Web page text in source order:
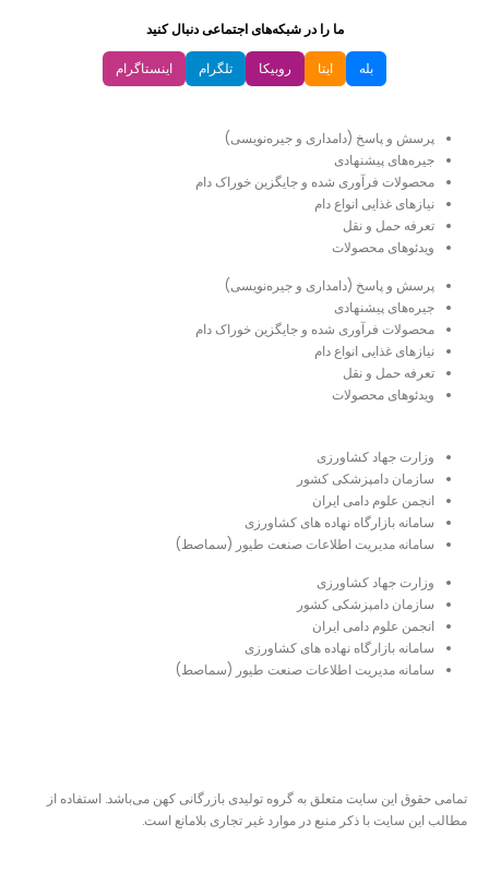
ما را در شبکه‌های اجتماعی دنبال کنید
بله ایتا روبیکا تلگرام اینستاگرام
پرسش و پاسخ (دامداری و جیره‌نویسی)
جیره‌های پیشنهادی
محصولات فرآوری شده و جایگزین خوراک دام
نیازهای غذایی انواع دام
تعرفه حمل و نقل
ویدئو‌های محصولات
پرسش و پاسخ (دامداری و جیره‌نویسی)
جیره‌های پیشنهادی
محصولات فرآوری شده و جایگزین خوراک دام
نیازهای غذایی انواع دام
تعرفه حمل و نقل
ویدئو‌های محصولات
وزارت جهاد کشاورزی
سازمان دامپزشکی کشور
انجمن علوم دامی ایران
سامانه بازارگاه نهاده های کشاورزی
سامانه مدیریت اطلاعات صنعت طیور (سماصط)
وزارت جهاد کشاورزی
سازمان دامپزشکی کشور
انجمن علوم دامی ایران
سامانه بازارگاه نهاده های کشاورزی
سامانه مدیریت اطلاعات صنعت طیور (سماصط)
تمامی حقوق این سایت متعلق به گروه تولیدی بازرگانی کهن می‌باشد. استفاده از
مطالب این سایت با ذکر منبع در موارد غیر تجاری بلامانع است.